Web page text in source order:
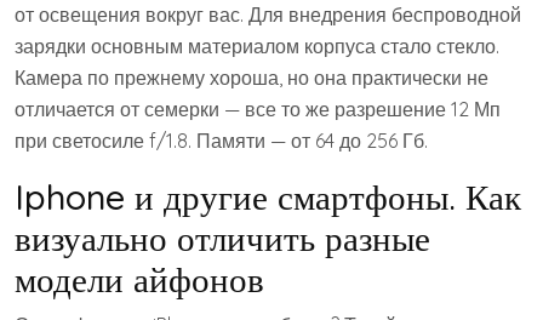
от освещения вокруг вас. Для внедрения беспроводной
зарядки основным материалом корпуса стало стекло.
Камера по прежнему хороша, но она практически не
отличается от семерки — все то же разрешение 12 Мп
при светосиле f/1.8. Памяти — от 64 до 256 Гб.
Iphone и другие смартфоны. Как
визуально отличить разные
модели айфонов